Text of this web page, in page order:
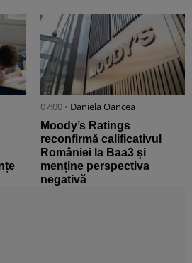
07:00 • Daniela Oancea
Moody’s Ratings
reconfirmă calificativul
României la Baa3 și
menține perspectiva
negativă